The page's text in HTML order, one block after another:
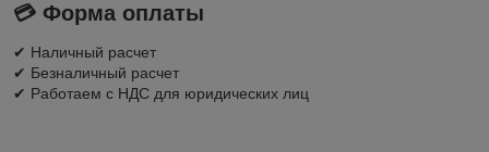
💳 Форма оплаты
✔ Наличный расчет
✔ Безналичный расчет
✔ Работаем с НДС для юридических лиц